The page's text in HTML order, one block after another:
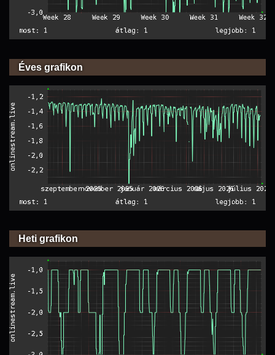
Éves grafikon
Heti grafikon